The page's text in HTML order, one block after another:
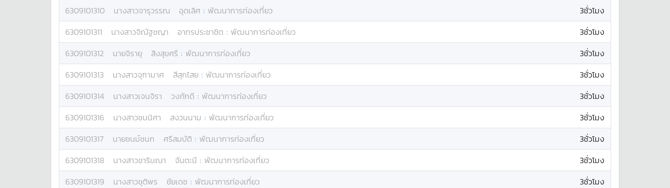
6309101310
นางสาวจารุวรรณ อุดเลิศ : พัฒนาการท่องเที่ยว
3ชั่วโมง
6309101311
นางสาวจิณัฐชญา อาทรประชาชิต : พัฒนาการท่องเที่ยว
3ชั่วโมง
6309101312
นายจิรายุ สิงสุขศรี : พัฒนาการท่องเที่ยว
3ชั่วโมง
6309101313
นางสาวจุฑามาศ สีสุกไสย : พัฒนาการท่องเที่ยว
3ชั่วโมง
6309101314
นางสาวเจนจิรา วงภักดี : พัฒนาการท่องเที่ยว
3ชั่วโมง
6309101316
นางสาวชนนิศา สงวนนาม : พัฒนาการท่องเที่ยว
3ชั่วโมง
6309101317
นายชนม์ชนก ศรีสมบัติ : พัฒนาการท่องเที่ยว
3ชั่วโมง
6309101318
นางสาวชารินณา จันตะนี : พัฒนาการท่องเที่ยว
3ชั่วโมง
6309101319
นางสาวชุติพร ชัยเดช : พัฒนาการท่องเที่ยว
3ชั่วโมง